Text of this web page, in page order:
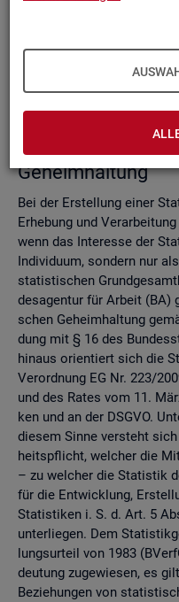
tung
Run­dungs­ver­fah­ren
Ver­gleich der
Recht­li­che
Ge­heim­hal­tung
Bei der Er­stel­lung einer
Er­he­bung und
wenn das In­ter­es­se der
In­di­vi­du­um, son­dern nur
sta­tis­ti­schen
des­agen­tur für Ar­beit
schen Ge­heim­hal­tung
dung mit § 16 des
hin­aus ori­en­tiert sich die
Ver­ord­nung EG Nr. 223/
und des Rates vom 11.
ken und an der DSGVO.
die­sem Sinne ver­steht
heits­pflicht, wel­cher die
– zu wel­cher die Sta­tis­tik
für die Ent­wick­lung,
Sta­tis­ti­ken i. S. d. Art. 5
un­ter­lie­gen. Dem
lungs­ur­teil von 1983
deu­tung zu­ge­wie­sen, es
Be­zie­hun­gen von